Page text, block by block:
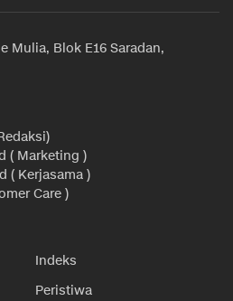
Mulia, Blok E16 Saradan,
( Marketing )
( Kerjasama )
Care )
Indeks
Peristiwa